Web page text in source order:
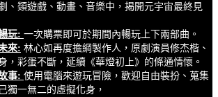
、類遊戲、動畫、音樂中，揭開元宇宙最終見
玩: 一次購票即可於期間內暢玩上下兩部曲。
來: 林心如再度擔綱製作人，原劇演員修杰楷、
，彩蛋不斷，延續《華燈初上》的條通情懷。
事: 使用電腦來遊玩冒險，歡迎自由裝扮、蒐集
獨一無二的虛擬化身，